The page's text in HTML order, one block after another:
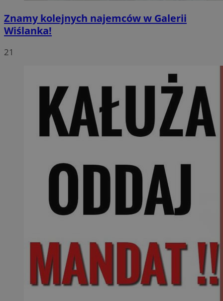
Znamy kolejnych najemców w Galerii
Wiślanka!
21